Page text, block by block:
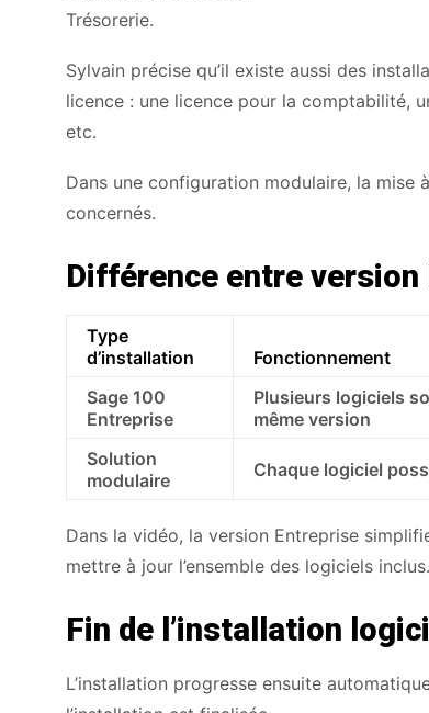
Trésorerie.
Sylvain précise qu’il existe aussi des
licence : une licence pour la comptabilité,
etc.
Dans une configuration modulaire, la mise
concernés.
Différence entre
Type
d’installation
Fonctionnement
Sage 100
Entreprise
Plusieurs logiciels
même version
Solution
modulaire
Chaque logiciel
Dans la vidéo, la version Entreprise
mettre à jour l’ensemble des logiciels inclus.
Fin de l’installation
L’installation progresse ensuite